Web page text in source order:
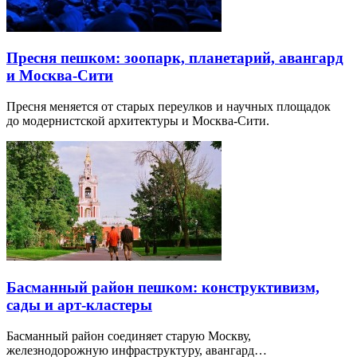
Пресня пешком: зоопарк, планетарий, авангард
и Москва-Сити
Пресня меняется от старых переулков и научных площадок
до модернистской архитектуры и Москва-Сити.
Басманный район пешком: конструктивизм,
сады и арт-кластеры
Басманный район соединяет старую Москву,
железнодорожную инфраструктуру, авангард…